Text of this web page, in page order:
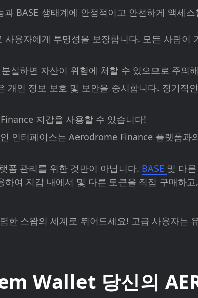
BASE 생태계에 안정적이고 안전하게 액세스
용자에게 투명성을 보장합니다. 모든 사람이
실하면 자산이 위험에 처할 수 있으므로 주의
인 정보 보호 및 보안을 중시합니다. 정기적
지갑을 사용할 수 있습니다!
인터페이스는 Aerodrome Finance 플랫폼과
폼 관리를 위한 것만이 아닙니다. BASE 및 다
하여 지갑 내에서 및 다른 토큰을 직접 구매하
스왑의 세계로 뛰어드세요! 고급 사용자는
Wallet 당신의